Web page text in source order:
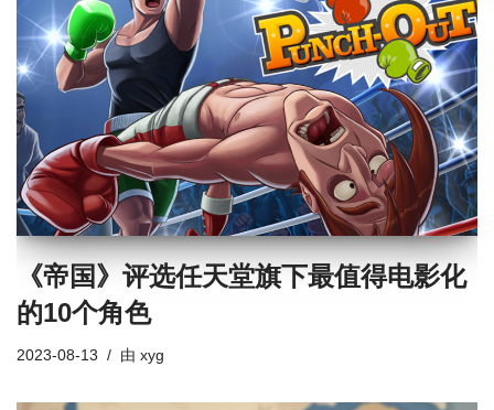
《帝国》评选任天堂旗下最值得电影化
的10个角色
2023-08-13 由 xyg